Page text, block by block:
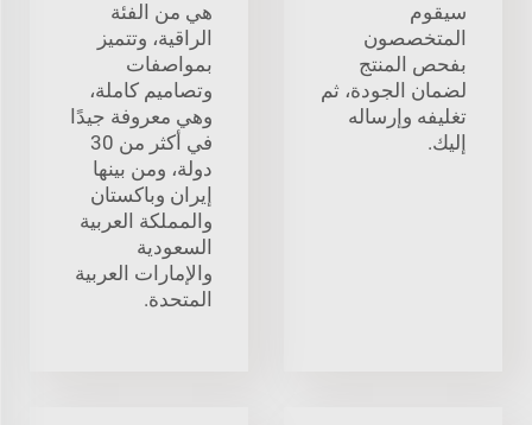
سيقوم
المتخصصون
بفحص المنتج
لضمان الجودة، ثم
تغليفه وإرساله
إليك.
هي من الفئة
الراقية، وتتميز
بمواصفات
وتصاميم كاملة،
وهي معروفة جيدًا
في أكثر من 30
دولة، ومن بينها
إيران وباكستان
والمملكة العربية
السعودية
والإمارات العربية
المتحدة.